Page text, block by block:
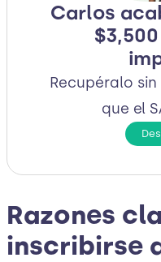
Carlos
Recupéralo
que el
Razones
inscribirse